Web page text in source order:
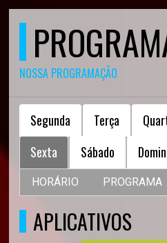
NOSSA PROGRAMAÇÃO
Segunda Terça
Sexta
Sábado
HORÁRIO PROGRAMA
APLICATIVOS